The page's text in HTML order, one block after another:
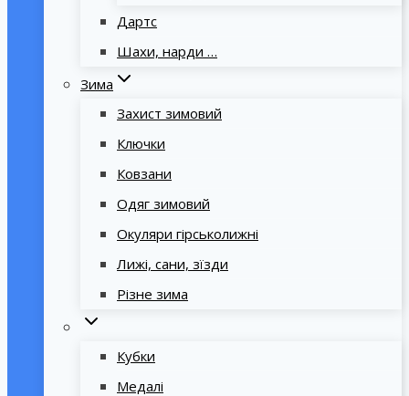
Дартс
Шахи, нарди …
Зима
Захист зимовий
Ключки
Ковзани
Одяг зимовий
Окуляри гірськолижні
Лижі, сани, зїзди
Різне зима
Кубки
Медалі